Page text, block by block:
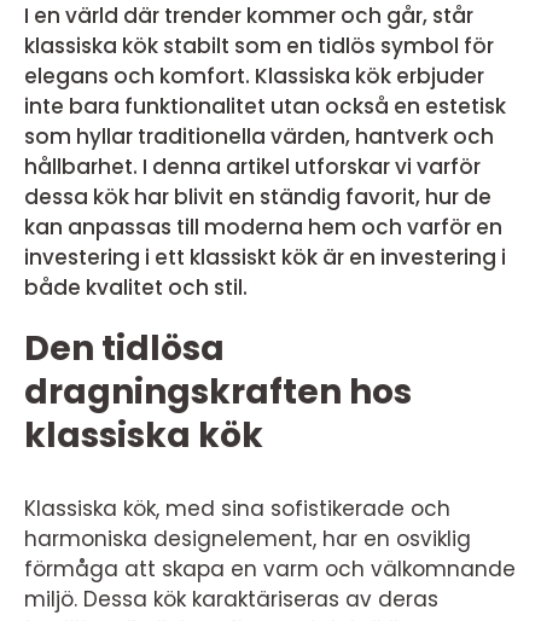
I en värld där trender kommer och går, står
klassiska kök stabilt som en tidlös symbol för
elegans och komfort. Klassiska kök erbjuder
inte bara funktionalitet utan också en estetisk
som hyllar traditionella värden, hantverk och
hållbarhet. I denna artikel utforskar vi varför
dessa kök har blivit en ständig favorit, hur de
kan anpassas till moderna hem och varför en
investering i ett klassiskt kök är en investering i
både kvalitet och stil.
Den tidlösa
dragningskraften hos
klassiska kök
Klassiska kök, med sina sofistikerade och
harmoniska designelement, har en osviklig
förmåga att skapa en varm och välkomnande
miljö. Dessa kök karaktäriseras av deras